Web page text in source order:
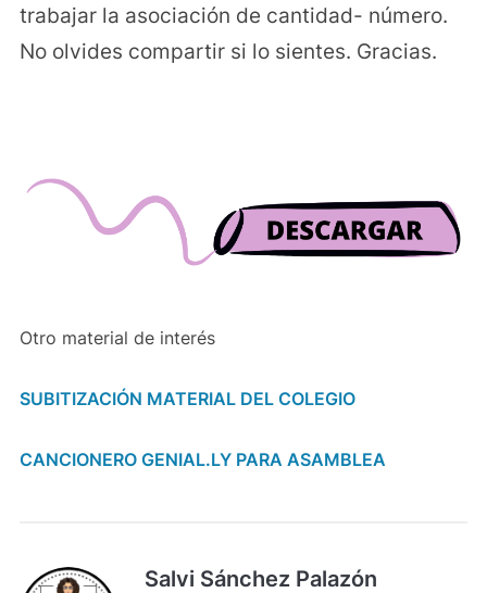
trabajar la asociación de cantidad- número.
No olvides compartir si lo sientes. Gracias.
Otro material de interés
SUBITIZACIÓN MATERIAL DEL COLEGIO
CANCIONERO GENIAL.LY PARA ASAMBLEA
Salvi Sánchez Palazón